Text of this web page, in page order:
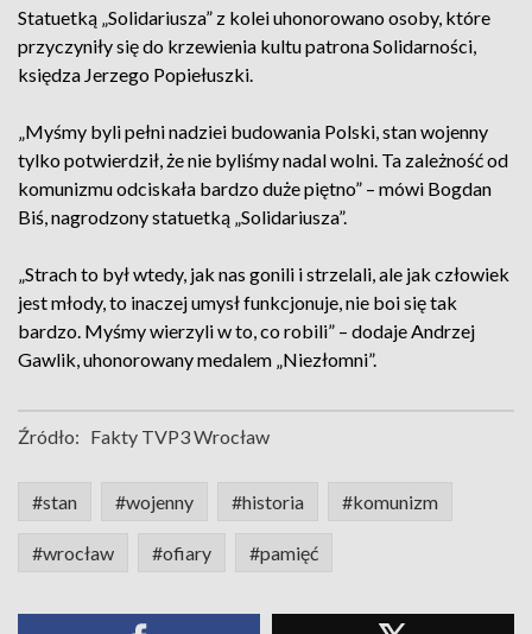
Statuetką „Solidariusza” z kolei uhonorowano osoby, które
przyczyniły się do krzewienia kultu patrona Solidarności,
księdza Jerzego Popiełuszki.
„Myśmy byli pełni nadziei budowania Polski, stan wojenny
tylko potwierdził, że nie byliśmy nadal wolni. Ta zależność od
komunizmu odciskała bardzo duże piętno” – mówi Bogdan
Biś, nagrodzony statuetką „Solidariusza”.
„Strach to był wtedy, jak nas gonili i strzelali, ale jak człowiek
jest młody, to inaczej umysł funkcjonuje, nie boi się tak
bardzo. Myśmy wierzyli w to, co robili” – dodaje Andrzej
Gawlik, uhonorowany medalem „Niezłomni”.
Źródło: Fakty TVP3 Wrocław
#stan #wojenny #historia #komunizm
#wrocław #ofiary #pamięć